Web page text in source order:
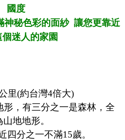
國度
神秘色彩的面紗 讓您更靠近
迷人的家園
里(約台灣4倍大)
形，有三分之一是森林，全
地地形。
四分之一不滿15歲。